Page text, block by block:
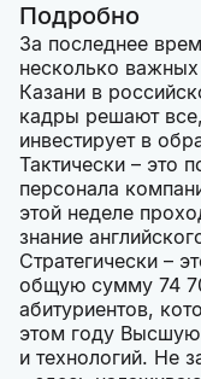
Подробно
За последнее
несколько
Казани в
кадры решают
инвестирует в
Тактически – это
персонала
этой неделе
знание
Стратегически –
общую сумму 74
абитуриентов,
этом году
и технологий. Не